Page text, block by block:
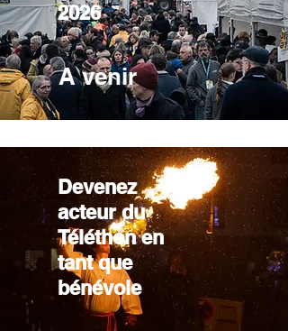
2026
A venir
Devenez
acteur du
Téléthon en
tant que
bénévole